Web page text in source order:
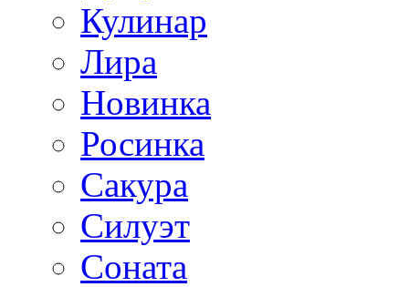
Кулинар
Лира
Новинка
Росинка
Сакура
Силуэт
Соната